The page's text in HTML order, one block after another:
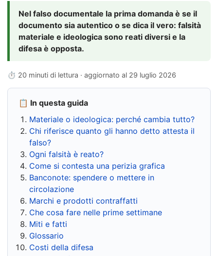
Nel falso documentale la prima domanda è se il
documento sia autentico o se dica il vero: falsità
materiale e ideologica sono reati diversi e la
difesa è opposta.
⏱ 20 minuti di lettura · aggiornato al 29 luglio 2026
📋 In questa guida
Materiale o ideologica: perché cambia tutto?
Chi riferisce quanto gli hanno detto attesta il
falso?
Ogni falsità è reato?
Come si contesta una perizia grafica
Banconote: spendere o mettere in
circolazione
Marchi e prodotti contraffatti
Che cosa fare nelle prime settimane
Miti e fatti
Glossario
Costi della difesa